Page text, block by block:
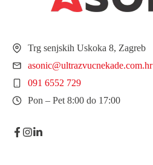
Trg senjskih Uskoka 8, Zagreb
asonic@ultrazvucnekade.com.hr
091 6552 729
Pon – Pet 8:00 do 17:00